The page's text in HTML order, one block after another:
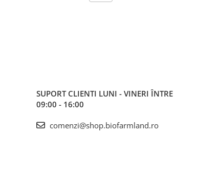
SUPORT CLIENTI LUNI - VINERI ÎNTRE
09:00 - 16:00
comenzi@shop.biofarmland.ro